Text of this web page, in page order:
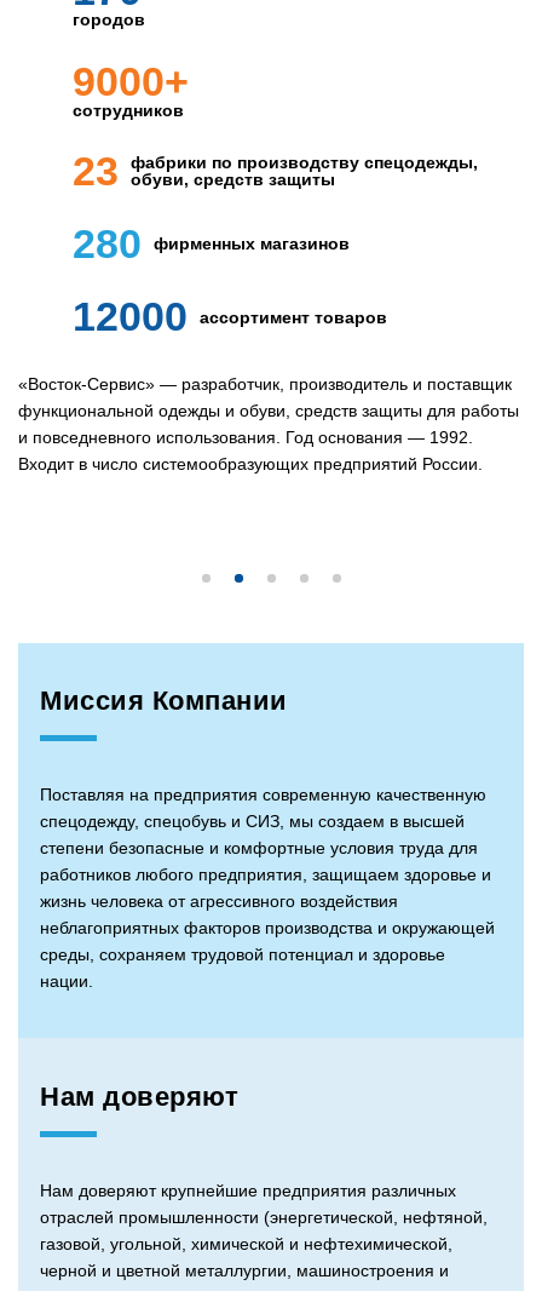
городов
9000+
сотрудников
23
фабрики по производству спецодежды,
обуви, средств защиты
280 фирменных магазинов
12000 ассортимент товаров
«Восток-Сервис» — разработчик, производитель и поставщик
функциональной одежды и обуви, средств защиты для работы
и повседневного использования. Год основания — 1992.
Входит в число системообразующих предприятий России.
Миссия Компании
Поставляя на предприятия современную качественную
спецодежду, спецобувь и СИЗ, мы создаем в высшей
степени безопасные и комфортные условия труда для
работников любого предприятия, защищаем здоровье и
жизнь человека от агрессивного воздействия
неблагоприятных факторов производства и окружающей
среды, сохраняем трудовой потенциал и здоровье
нации.
Нам доверяют
Нам доверяют крупнейшие предприятия различных
отраслей промышленности (энергетической, нефтяной,
газовой, угольной, химической и нефтехимической,
черной и цветной металлургии, машиностроения и